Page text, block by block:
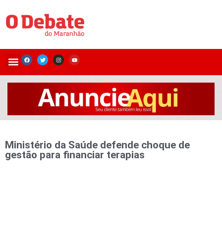
Ministério da Saúde defende choque de
gestão para financiar terapias